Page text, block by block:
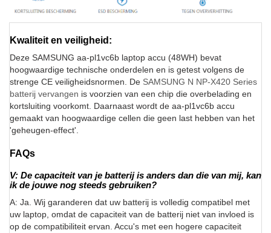
Kwaliteit en veiligheid:
Deze SAMSUNG aa-pl1vc6b laptop accu (48WH) bevat
hoogwaardige technische onderdelen en is getest volgens de
strenge CE veiligheidsnormen. De SAMSUNG N NP-X420 Series
batterij vervangen is voorzien van een chip die overbelading en
kortsluiting voorkomt. Daarnaast wordt de aa-pl1vc6b accu
gemaakt van hoogwaardige cellen die geen last hebben van het
'geheugen-effect'.
FAQs
V: De capaciteit van je batterij is anders dan die van mij, kan
ik de jouwe nog steeds gebruiken?
A: Ja. Wij garanderen dat uw batterij is volledig compatibel met
uw laptop, omdat de capaciteit van de batterij niet van invloed is
op de compatibiliteit ervan. Accu's met een hogere capaciteit